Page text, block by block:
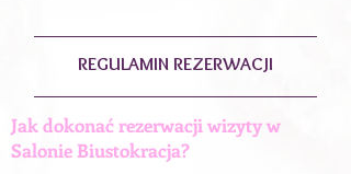
REGULAMIN REZERWACJI
Jak dokonać rezerwacji wizyty w
Salonie Biustokracja?